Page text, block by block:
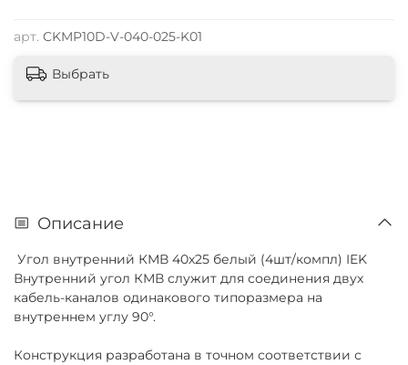
арт. CKMP10D-V-040-025-K01
Выбрать
Описание
Угол внутренний КМВ 40х25 белый (4шт/компл) IEK
Внутренний угол КМВ служит для соединения двух
кабель-каналов одинакового типоразмера на
внутреннем углу 90°.
Конструкция разработана в точном соответствии с